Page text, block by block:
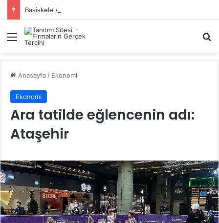
Başiskele Acil Çilingir Hizmeti İçin Doğru Adres Neresi?
Menü
Anasayfa / Ekonomi
Ekonomi
Ara tatilde eğlencenin adı:
Ataşehir